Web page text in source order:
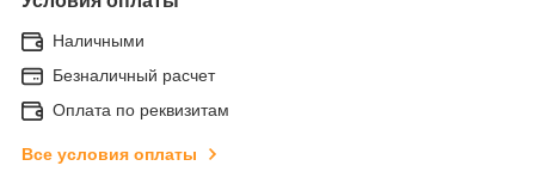
Наличными
Безналичный расчет
Оплата по реквизитам
Все условия оплаты